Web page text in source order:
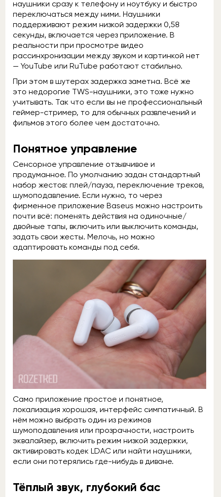
наушники сразу к телефону и ноутбуку и быстро
переключаться между ними. Наушники
поддерживают режим низкой задержки 0,58
секунды, включается через приложение. В
реальности при просмотре видео
рассинхронизации между звуком и картинкой нет
— YouTube или RuTube работают стабильно.
При этом в шутерах задержка заметна. Всё же
это недорогие TWS-наушники, это тоже нужно
учитывать. Так что если вы не профессиональный
геймер-стример, то для обычных развлечений и
фильмов этого более чем достаточно.
Понятное управление
Сенсорное управление отзывчивое и
продуманное. По умолчанию задан стандартный
набор жестов: плей/пауза, переключение треков,
шумоподавление. Если нужно, то через
фирменное приложение Baseus можно настроить
почти всё: поменять действия на одиночные/
двойные тапы, включить или выключить команды,
задать свои жесты. Мелочь, но можно
адаптировать команды под себя.
Само приложение простое и понятное,
локализация хорошая, интерфейс симпатичный. В
нём можно выбрать один из режимов
шумоподавления или прозрачности, настроить
эквалайзер, включить режим низкой задержки,
активировать кодек LDAC или найти наушники,
если они потерялись где-нибудь в диване.
Тёплый звук, глубокий бас